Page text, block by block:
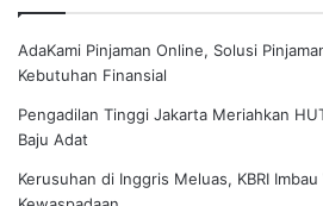
AdaKami Pinjaman Online, Solusi
Kebutuhan Finansial
Pengadilan Tinggi Jakarta Meriahkan
Baju Adat
Kerusuhan di Inggris Meluas, KBRI